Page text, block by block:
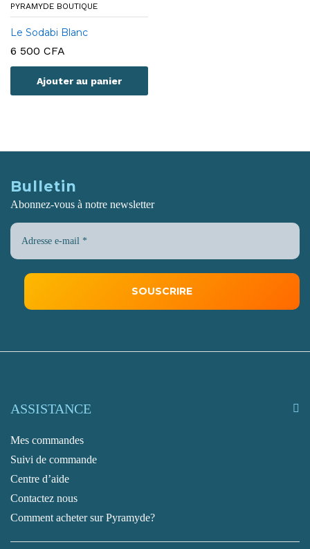
PYRAMYDE BOUTIQUE
Le Sodabi Blanc
6 500 CFA
Ajouter au panier
Bulletin
Abonnez-vous à notre newsletter
ASSISTANCE
Mes commandes
Suivi de commande
Centre d’aide
Contactez nous
Comment acheter sur Pyramyde?